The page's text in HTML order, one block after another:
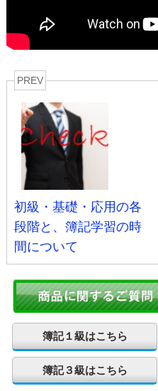
PREV
初級・基礎・応用の各
段階と、簿記学習の時
間について
簿記１級はこちら
簿記３級はこちら